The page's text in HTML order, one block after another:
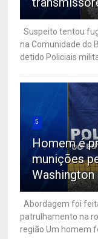
Suspeito tentou
na Comunidade do
detido Policiais
5
Homem é
munições
Washington
Abordagem foi
patrulhamento na
região Um homem